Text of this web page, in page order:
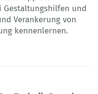
Gestaltungshilfen und
Verankerung von
kennenlernen.